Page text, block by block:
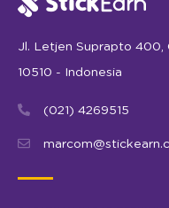
Jl. Letjen Suprapto 400,
10510 - Indonesia
(021) 4269515